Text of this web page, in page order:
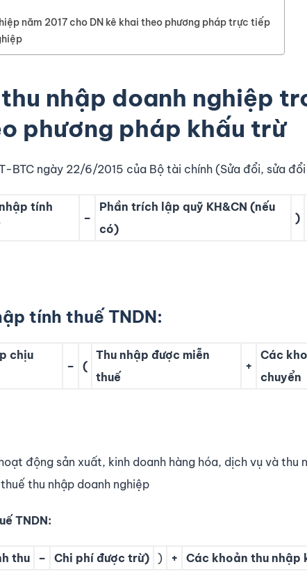
năm 2017 cho DN kê khai theo phương pháp trực tiếp
nhập doanh nghiệp
phương pháp khấu trừ
BTC ngày 22/6/2015 của Bộ tài chính (Sửa đổi, sửa
tính
–
Phần trích lập quỹ KH&CN (nếu
có)
)
tính thuế TNDN:
chịu
– (
Thu nhập được miễn
thuế
+
Các
chuyển
động sản xuất, kinh doanh hàng hóa, dịch vụ và thu
thu nhập doanh nghiệp
TNDN:
thu – Chi phí được trừ) ) + Các khoản thu nhập